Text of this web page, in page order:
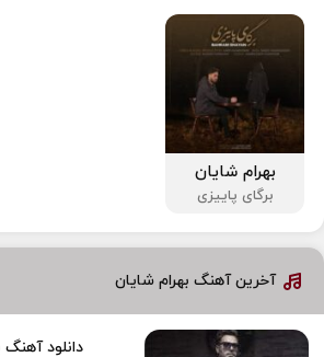
بهرام شایان
برگای پاییزی
آخرین آهنگ بهرام شایان
دانلود آهنگ